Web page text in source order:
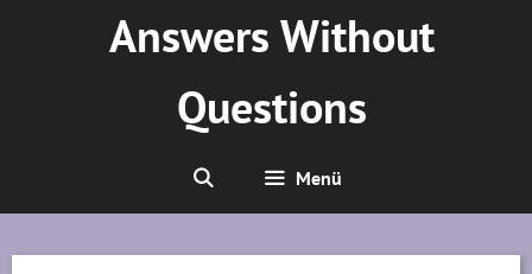
Answers Without
Questions
Menü